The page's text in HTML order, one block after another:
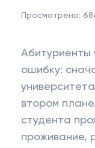
Просмотрено:
Абитуриенты
ошибку:
втором
студента
проживание,